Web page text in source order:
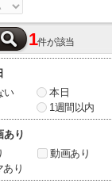
1件が該当
い
本日
1週間以内
あり
動画あり
あり